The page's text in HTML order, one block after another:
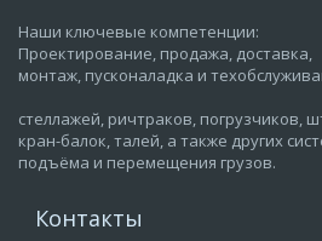
Наши ключевые компетенции:
Проектирование, продажа, доставка,
монтаж, пусконаладка и
стеллажей, ричтраков, погрузчиков,
кран-балок, талей, а также других
подъёма и перемещения грузов.
Контакты